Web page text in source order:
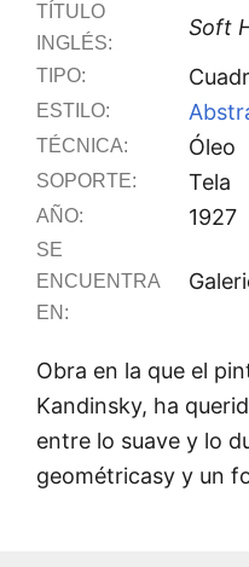
TÍTULO
INGLÉS:
Soft
TIPO:
ESTILO:
TÉCNICA: Óleo
SOPORTE: Tela
AÑO: 1927
SE
ENCUENTRA
EN:
Obra en la que el
Kandinsky, ha
entre lo suave y lo
geométricasy y un